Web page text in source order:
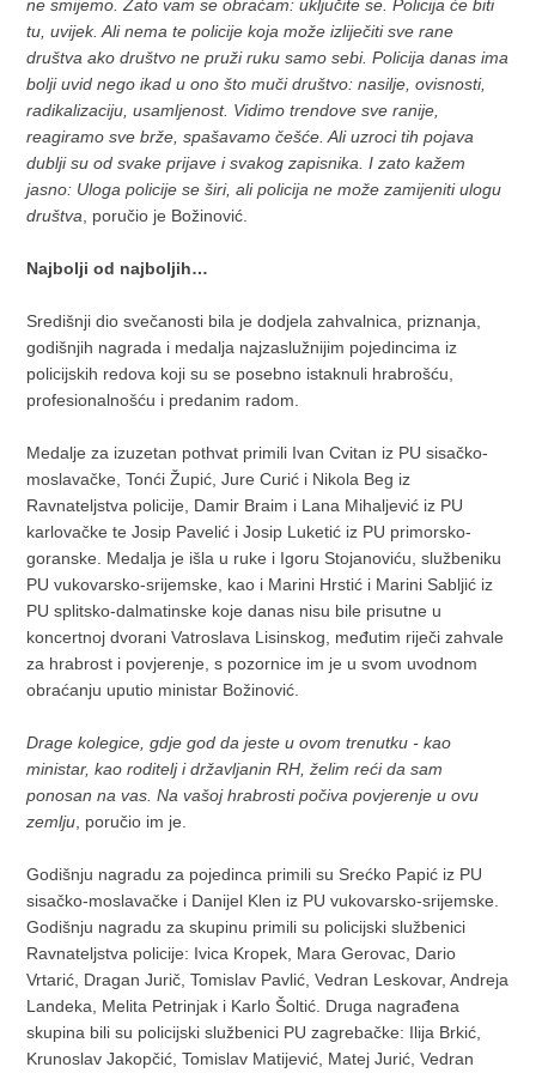
ne smijemo. Zato vam se obraćam: uključite se. Policija će biti
tu, uvijek. Ali nema te policije koja može izliječiti sve rane
društva ako društvo ne pruži ruku samo sebi. Policija danas ima
bolji uvid nego ikad u ono što muči društvo: nasilje, ovisnosti,
radikalizaciju, usamljenost. Vidimo trendove sve ranije,
reagiramo sve brže, spašavamo češće. Ali uzroci tih pojava
dublji su od svake prijave i svakog zapisnika. I zato kažem
jasno: Uloga policije se širi, ali policija ne može zamijeniti ulogu
društva , poručio je Božinović.
Najbolji od najboljih…
Središnji dio svečanosti bila je dodjela zahvalnica, priznanja,
godišnjih nagrada i medalja najzaslužnijim pojedincima iz
policijskih redova koji su se posebno istaknuli hrabrošću,
profesionalnošću i predanim radom.
Medalje za izuzetan pothvat primili Ivan Cvitan iz PU sisačko-
moslavačke, Tonći Župić, Jure Curić i Nikola Beg iz
Ravnateljstva policije, Damir Braim i Lana Mihaljević iz PU
karlovačke te Josip Pavelić i Josip Luketić iz PU primorsko-
goranske. Medalja je išla u ruke i Igoru Stojanoviću, službeniku
PU vukovarsko-srijemske, kao i Marini Hrstić i Marini Sabljić iz
PU splitsko-dalmatinske koje danas nisu bile prisutne u
koncertnoj dvorani Vatroslava Lisinskog, međutim riječi zahvale
za hrabrost i povjerenje, s pozornice im je u svom uvodnom
obraćanju uputio ministar Božinović.
Drage kolegice, gdje god da jeste u ovom trenutku - kao
ministar, kao roditelj i državljanin RH, želim reći da sam
ponosan na vas. Na vašoj hrabrosti počiva povjerenje u ovu
zemlju , poručio im je.
Godišnju nagradu za pojedinca primili su Srećko Papić iz PU
sisačko-moslavačke i Danijel Klen iz PU vukovarsko-srijemske.
Godišnju nagradu za skupinu primili su policijski službenici
Ravnateljstva policije: Ivica Kropek, Mara Gerovac, Dario
Vrtarić, Dragan Jurič, Tomislav Pavlić, Vedran Leskovar, Andreja
Landeka, Melita Petrinjak i Karlo Šoltić. Druga nagrađena
skupina bili su policijski službenici PU zagrebačke: Ilija Brkić,
Krunoslav Jakopčić, Tomislav Matijević, Matej Jurić, Vedran